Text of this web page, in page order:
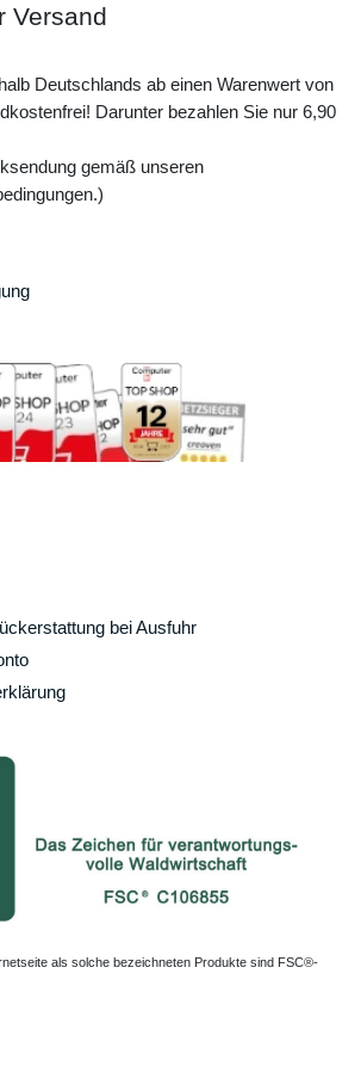
Versand
Deutschlands ab einen Warenwert von
Darunter bezahlen Sie nur 6,90
gemäß unseren
bei Ausfuhr
als solche bezeichneten Produkte sind FSC®-